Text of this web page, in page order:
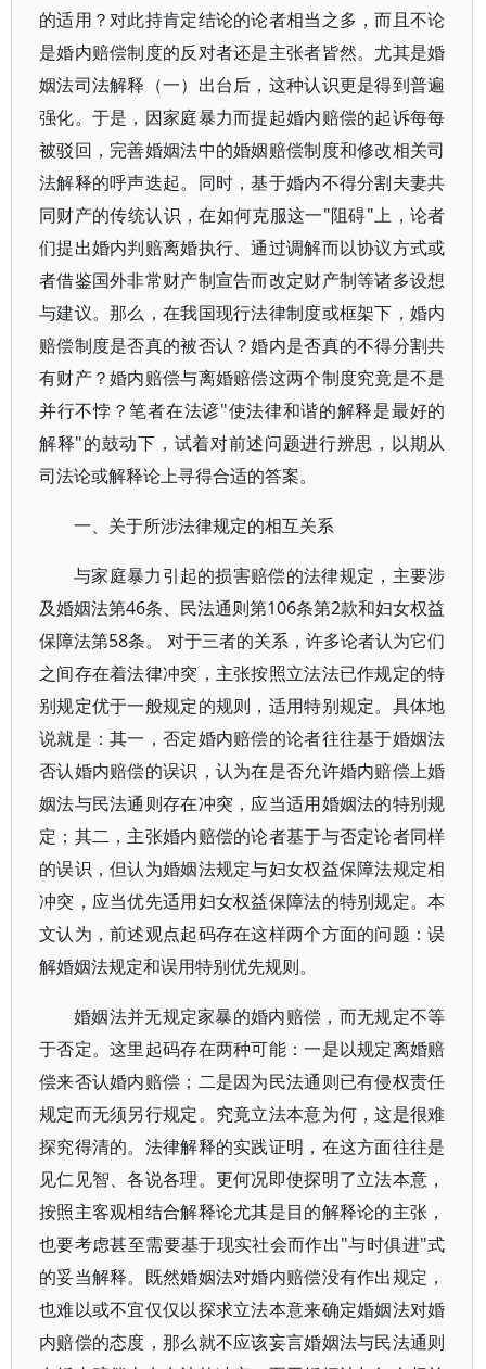
的适用？对此持肯定结论的论者相当之多，而且不论
是婚内赔偿制度的反对者还是主张者皆然。尤其是婚
姻法司法解释（一）出台后，这种认识更是得到普遍
强化。于是，因家庭暴力而提起婚内赔偿的起诉每每
被驳回，完善婚姻法中的婚姻赔偿制度和修改相关司
法解释的呼声迭起。同时，基于婚内不得分割夫妻共
同财产的传统认识，在如何克服这一"阻碍"上，论者
们提出婚内判赔离婚执行、通过调解而以协议方式或
者借鉴国外非常财产制宣告而改定财产制等诸多设想
与建议。那么，在我国现行法律制度或框架下，婚内
赔偿制度是否真的被否认？婚内是否真的不得分割共
有财产？婚内赔偿与离婚赔偿这两个制度究竟是不是
并行不悖？笔者在法谚"使法律和谐的解释是最好的
解释"的鼓动下，试着对前述问题进行辨思，以期从
司法论或解释论上寻得合适的答案。
一、关于所涉法律规定的相互关系
与家庭暴力引起的损害赔偿的法律规定，主要涉
及婚姻法第46条、民法通则第106条第2款和妇女权益
保障法第58条。 对于三者的关系，许多论者认为它们
之间存在着法律冲突，主张按照立法法已作规定的特
别规定优于一般规定的规则，适用特别规定。具体地
说就是：其一，否定婚内赔偿的论者往往基于婚姻法
否认婚内赔偿的误识，认为在是否允许婚内赔偿上婚
姻法与民法通则存在冲突，应当适用婚姻法的特别规
定；其二，主张婚内赔偿的论者基于与否定论者同样
的误识，但认为婚姻法规定与妇女权益保障法规定相
冲突，应当优先适用妇女权益保障法的特别规定。本
文认为，前述观点起码存在这样两个方面的问题：误
解婚姻法规定和误用特别优先规则。
婚姻法并无规定家暴的婚内赔偿，而无规定不等
于否定。这里起码存在两种可能：一是以规定离婚赔
偿来否认婚内赔偿；二是因为民法通则已有侵权责任
规定而无须另行规定。究竟立法本意为何，这是很难
探究得清的。法律解释的实践证明，在这方面往往是
见仁见智、各说各理。更何况即使探明了立法本意，
按照主客观相结合解释论尤其是目的解释论的主张，
也要考虑甚至需要基于现实社会而作出"与时俱进"式
的妥当解释。既然婚姻法对婚内赔偿没有作出规定，
也难以或不宜仅仅以探求立法本意来确定婚姻法对婚
内赔偿的态度，那么就不应该妄言婚姻法与民法通则